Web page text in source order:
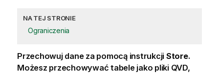
NA TEJ STRONIE
Ograniczenia
Przechowuj dane za pomocą instrukcji Store.
Możesz przechowywać tabele jako pliki QVD,